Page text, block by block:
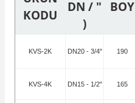
KODU
DN / "
)
BOY
KVS-2K DN20 - 3/4" 190
KVS-4K DN15 - 1/2" 165